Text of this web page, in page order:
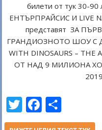
билети от тук 30-
ЕНТЪРПРАЙСИС И LIVE
представят ЗА
ГРАНДИОЗНОТО ШОУ С
WITH DINOSAURS – THE
ОТ НАД 9 МИЛИОНА
T
w
F
ach